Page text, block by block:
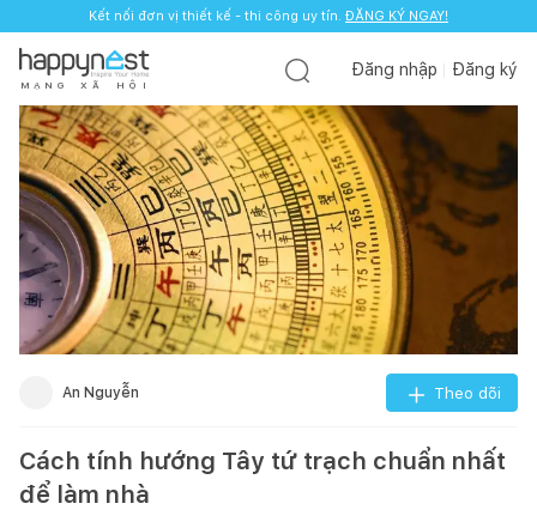
Kết nối đơn vị thiết kế - thi công uy tín. ĐĂNG KÝ NGAY!
M Ạ N G X Ã H Ộ I
Đăng nhập Đăng ký
An Nguyễn Theo dõi
Cách tính hướng Tây tứ trạch chuẩn nhất
để làm nhà